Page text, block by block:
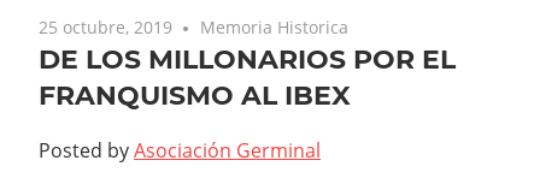
25 octubre, 2019 Memoria Historica
DE LOS MILLONARIOS POR EL
FRANQUISMO AL IBEX
Posted byAsociación Germinal